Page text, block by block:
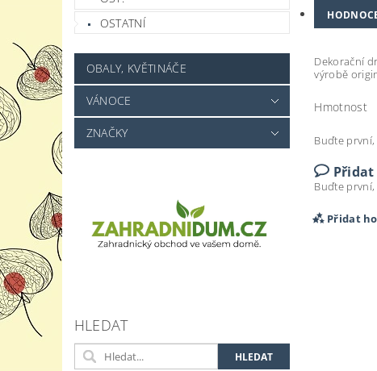
OSTATNÍ
OBALY, KVĚTINÁČE
VÁNOCE
ZNAČKY
HLEDAT
Dekorační
výrobě
Hmotnost
Buďte
Buďte
Přidat